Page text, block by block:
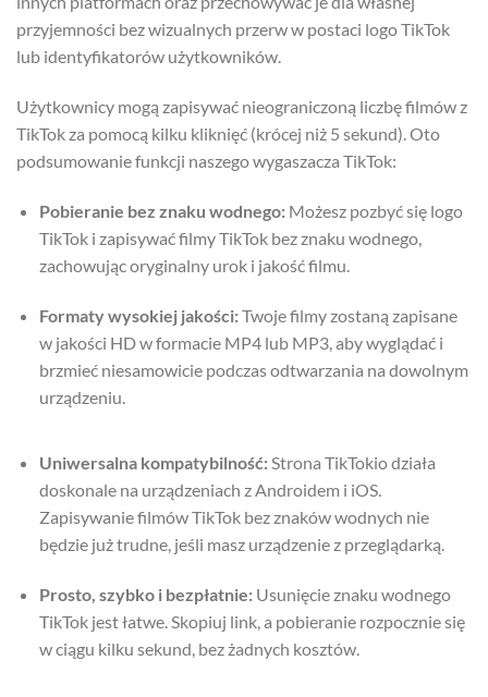
przyjemności bez wizualnych przerw w postaci logo TikTok
lub identyfikatorów użytkowników.
Użytkownicy mogą zapisywać nieograniczoną liczbę filmów z
TikTok za pomocą kilku kliknięć (krócej niż 5 sekund). Oto
podsumowanie funkcji naszego wygaszacza TikTok:
Pobieranie bez znaku wodnego:Możesz pozbyć się logo
TikTok i zapisywać filmy TikTok bez znaku wodnego,
zachowując oryginalny urok i jakość filmu.
Formaty wysokiej jakości:Twoje filmy zostaną zapisane
w jakości HD w formacie MP4 lub MP3, aby wyglądać i
brzmieć niesamowicie podczas odtwarzania na dowolnym
urządzeniu.
Uniwersalna kompatybilność:Strona TikTokio działa
doskonale na urządzeniach z Androidem i iOS.
Zapisywanie filmów TikTok bez znaków wodnych nie
będzie już trudne, jeśli masz urządzenie z przeglądarką.
Prosto, szybko i bezpłatnie:Usunięcie znaku wodnego
TikTok jest łatwe. Skopiuj link, a pobieranie rozpocznie się
w ciągu kilku sekund, bez żadnych kosztów.